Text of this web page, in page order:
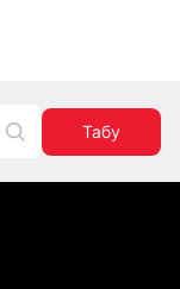
Табу